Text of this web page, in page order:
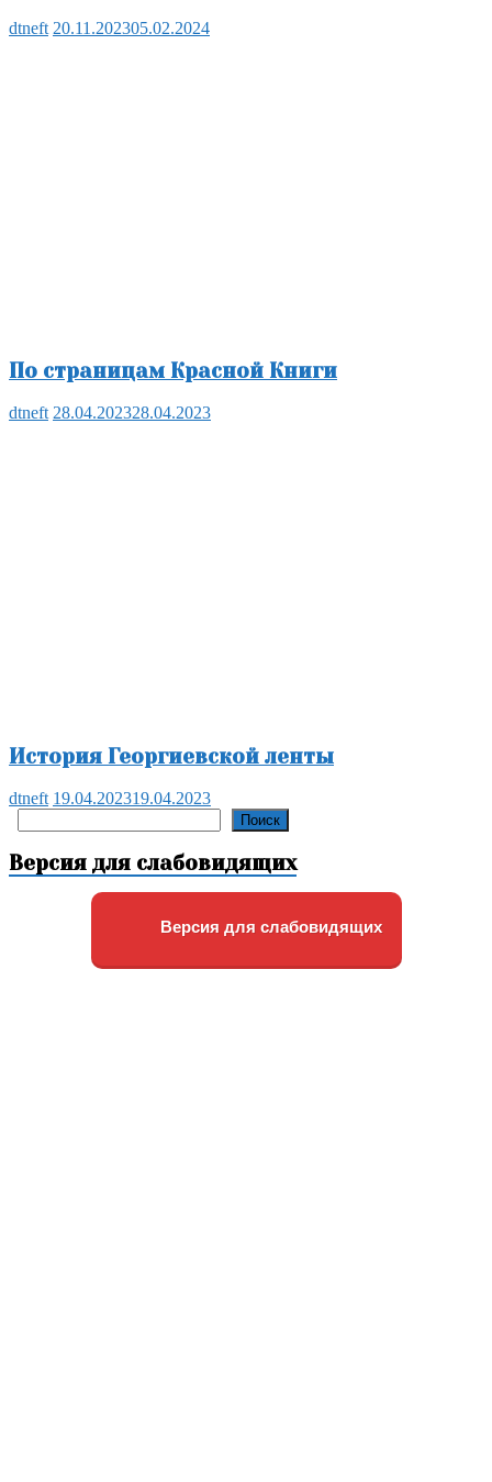
dtneft 20.11.202305.02.2024
По страницам Красной Книги
dtneft 28.04.202328.04.2023
История Георгиевской ленты
dtneft 19.04.202319.04.2023
Поиск
Версия для слабовидящих
Версия для слабовидящих